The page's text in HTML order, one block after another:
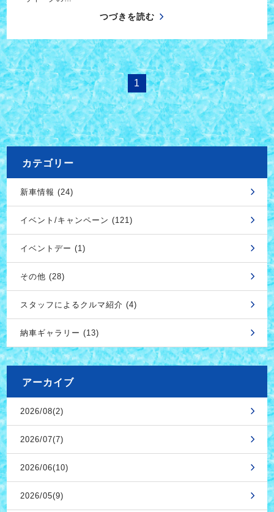
つづきを読む
1
カテゴリー
新車情報 (24)
イベント/キャンペーン (121)
イベントデー (1)
その他 (28)
スタッフによるクルマ紹介 (4)
納車ギャラリー (13)
アーカイブ
2026/08(2)
2026/07(7)
2026/06(10)
2026/05(9)